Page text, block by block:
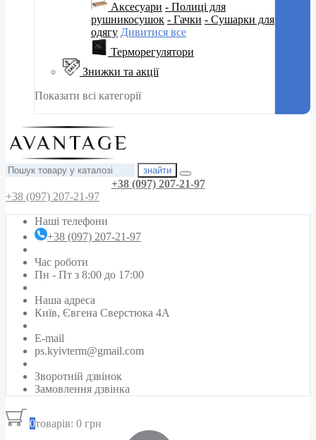
Аксесуари - Полиці для
рушникосушок - Гачки - Сушарки для
одягу Дивитися все
Терморегулятори
Знижки та акції
Показати всі категорії
знайти
+38 (097) 207-21-97
+38 (097) 207-21-97
Наші телефони
+38 (097) 207-21-97
Час роботи
Пн - Пт з 8:00 до 17:00
Наша адреса
Київ, Євгена Сверстюка 4А
E-mail
ps.kyivterm@gmail.com
Зворотній дзвінок
Замовлення дзвінка
0товарів: 0 грн